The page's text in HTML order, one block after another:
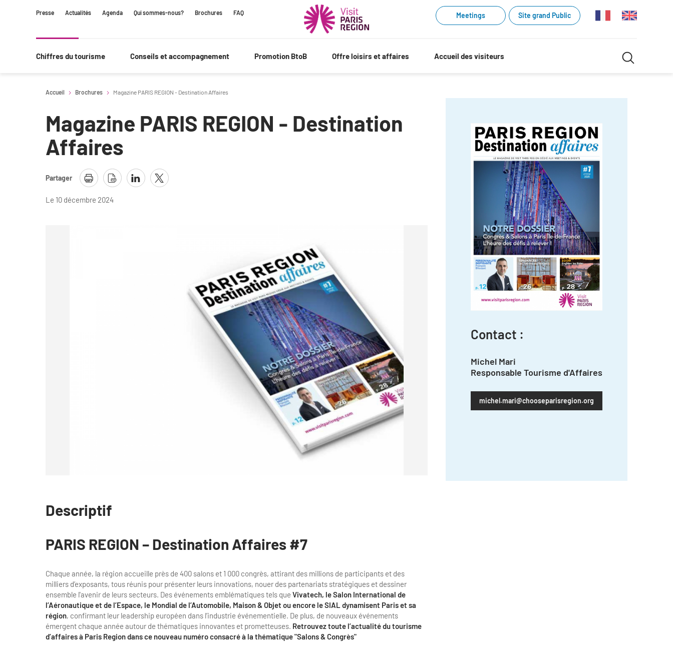
Navigation
RecherchePresse Actualités Agenda Qui sommes-nous? Brochures FAQ Meetings Site grand Public
Chiffres du tourisme Conseils et accompagnement Promotion BtoB Offre loisirs et affaires Accueil des visiteurs Recherche
Accueil Brochures Magazine PARIS REGION - Destination Affaires
Magazine PARIS REGION - Destination
Affaires
Partager
Le 10 décembre 2024
Descriptif
PARIS REGION – Destination Affaires #7
Chaque année, la région accueille près de 400 salons et 1 000 congrès, attirant des millions de participants et des
milliers d’exposants, tous réunis pour présenter leurs innovations, nouer des partenariats stratégiques et dessiner
ensemble l'avenir de leurs secteurs. Des événements emblématiques tels que Vivatech, le Salon International de
l’Aéronautique et de l’Espace, le Mondial de l’Automobile, Maison & Objet ou encore le SIAL dynamisent Paris et sa
région, confirmant leur leadership européen dans l’industrie événementielle. De plus, de nouveaux événements
émergent chaque année autour de thématiques innovantes et prometteuses. Retrouvez toute l’actualité du tourisme
d’affaires à Paris Region dans ce nouveau numéro consacré à la thématique "Salons & Congrès"
Contact :
Michel Mari
Responsable Tourisme d'Affaires
michel.mari@chooseparisregion.org